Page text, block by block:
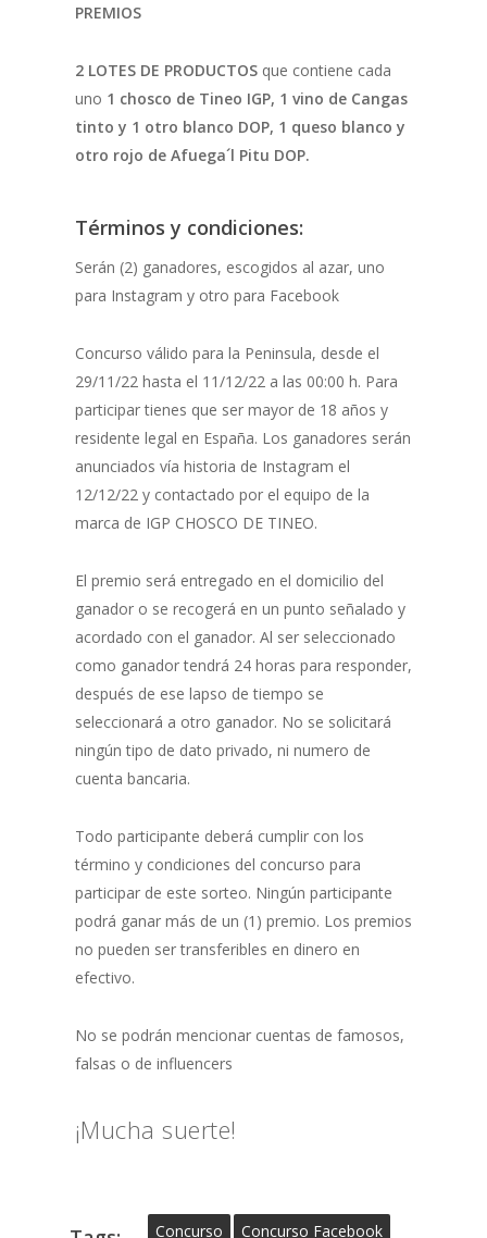
PREMIOS
2 LOTES DE PRODUCTOSque contiene cada
uno 1 chosco de Tineo IGP, 1 vino de Cangas
tinto y 1 otro blanco DOP, 1 queso blanco y
otro rojo de Afuega´l Pitu DOP.
Términos y condiciones:
Serán (2) ganadores, escogidos al azar, uno
para Instagram y otro para Facebook
Concurso válido para la Peninsula, desde el
29/11/22 hasta el 11/12/22 a las 00:00 h. Para
participar tienes que ser mayor de 18 años y
residente legal en España. Los ganadores serán
anunciados vía historia de Instagram el
12/12/22 y contactado por el equipo de la
marca de IGP CHOSCO DE TINEO.
El premio será entregado en el domicilio del
ganador o se recogerá en un punto señalado y
acordado con el ganador. Al ser seleccionado
como ganador tendrá 24 horas para responder,
después de ese lapso de tiempo se
seleccionará a otro ganador. No se solicitará
ningún tipo de dato privado, ni numero de
cuenta bancaria.
Todo participante deberá cumplir con los
término y condiciones del concurso para
participar de este sorteo. Ningún participante
podrá ganar más de un (1) premio. Los premios
no pueden ser transferibles en dinero en
efectivo.
No se podrán mencionar cuentas de famosos,
falsas o de influencers
¡Mucha suerte!
Concurso Concurso Facebook